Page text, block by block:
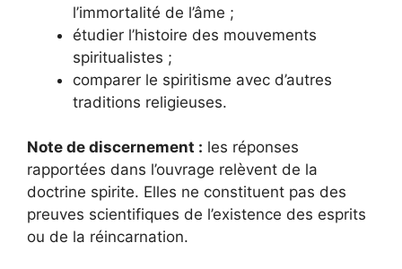
l’immortalité de l’âme ;
étudier l’histoire des mouvements
spiritualistes ;
comparer le spiritisme avec d’autres
traditions religieuses.
Note de discernement : les réponses
rapportées dans l’ouvrage relèvent de la
doctrine spirite. Elles ne constituent pas des
preuves scientifiques de l’existence des esprits
ou de la réincarnation.